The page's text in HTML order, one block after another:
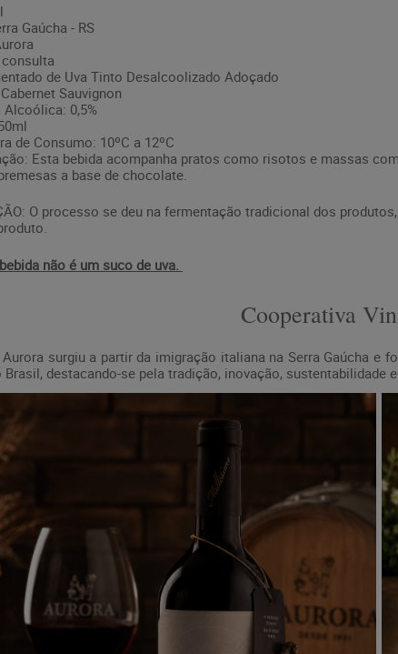
Gaúcha - RS
de Uva Tinto Desalcoolizado Adoçado
Sauvignon
Alcoólica: 0,5%
de Consumo: 10ºC a 12ºC
Esta bebida acompanha pratos como risotos e massas
a base de chocolate.
O processo se deu na fermentação tradicional dos
não é um suco de uva.
Cooperativa
surgiu a partir da imigração italiana na Serra Gaúcha e
destacando-se pela tradição, inovação, sustentabilidade